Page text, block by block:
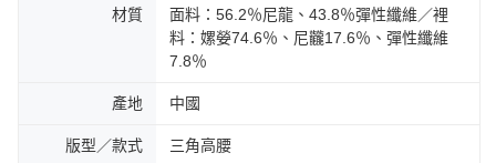
材質
面料：56.2％尼龍、43.8％彈性纖維／裡
料：嫘嫈74.6％、尼龖17.6％、彈性纖維
7.8％
產地 中國
版型／款式 三角高腰